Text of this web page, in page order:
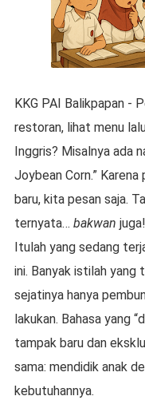
KKG PAI Balikpapan -
restoran, lihat menu
Inggris? Misalnya ada
Joybean Corn.”
baru, kita pesan saja.
ternyata… bakwan juga!
Itulah yang sedang
ini. Banyak istilah yang
sejatinya hanya
lakukan. Bahasa yang
tampak baru dan
sama: mendidik anak
kebutuhannya.